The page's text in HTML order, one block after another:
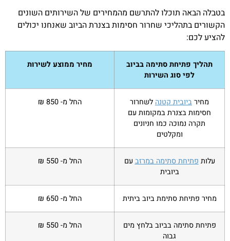
בטבלה הבאה תוכלו להתרשם מהמחירים של השירותים השונים
הקשורים בתהליכי שחרור חסימות בצנרת הביוב שאנחנו יכולים
להציע לכם:
תהליך פתיחת סתימה בביוב
לפי סוג השירות
מחיר ממוצע לשירות
מחירביובית קטנהלשחרור
חסימות בצנרת במקומות עם
תקרה נמוכה כמו חניונים
ומקלטים
החל מ- 850 ₪
עלותפתיחת סתימה במרזבעם
ביובית
החל מ- 550 ₪
מחיר פתיחת סתימת ביוב ביתית החל מ- 650 ₪
פתיחת סתימה בביוב בלחץ מים
גבוה
החל מ- 550 ₪